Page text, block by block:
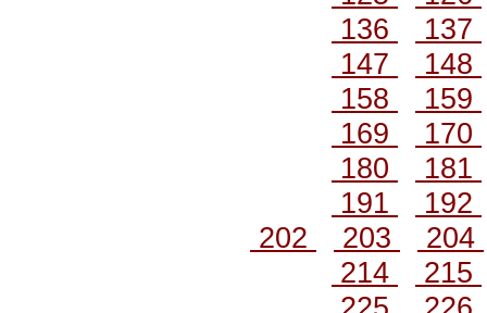
136
137
147
148
158
159
169
170
180
181
191
192
202
203
204
214
215